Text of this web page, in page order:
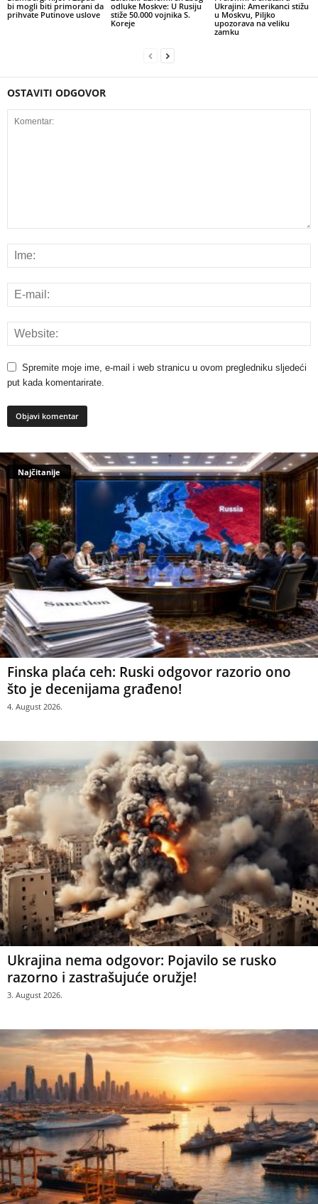
bi mogli biti primorani da
prihvate Putinove uslove
odluke Moskve: U Rusiju
stiže 50.000 vojnika S.
Koreje
Ukrajini: Amerikanci stižu
u Moskvu, Piljko
upozorava na veliku
zamku
OSTAVITI ODGOVOR
Spremite moje ime, e-mail i web stranicu u ovom pregledniku sljedeći
put kada komentarirate.
Najčitanije
Finska plaća ceh: Ruski odgovor razorio ono
što je decenijama građeno!
4. August 2026.
Ukrajina nema odgovor: Pojavilo se rusko
razorno i zastrašujuće oružje!
3. August 2026.